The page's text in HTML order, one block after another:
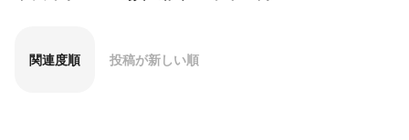
関連度順 投稿が新しい順